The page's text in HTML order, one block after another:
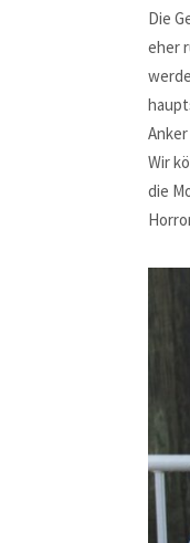
Die
eher
Wir
die